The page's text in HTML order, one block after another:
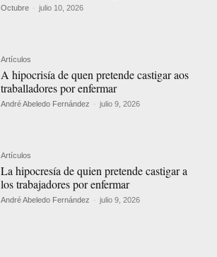
Octubre - julio 10, 2026
Artículos
A hipocrisía de quen pretende castigar aos
traballadores por enfermar
André Abeledo Fernández - julio 9, 2026
Artículos
La hipocresía de quien pretende castigar a
los trabajadores por enfermar
André Abeledo Fernández - julio 9, 2026